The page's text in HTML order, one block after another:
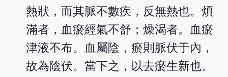
熱狀，而其脈不數疾，反無熱也。煩
滿者，血瘀經氣不舒；燥渴者。血瘀
津液不布。血屬陰，瘀則脈伏于內，
故為陰伏。當下之，以去瘀生新也。